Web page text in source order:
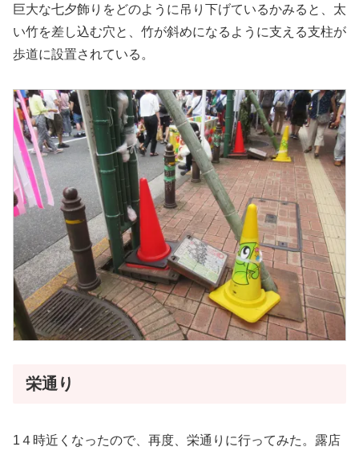
巨大な七夕飾りをどのように吊り下げているかみると、太
い竹を差し込む穴と、竹が斜めになるように支える支柱が
歩道に設置されている。
栄通り
1４時近くなったので、再度、栄通りに行ってみた。露店